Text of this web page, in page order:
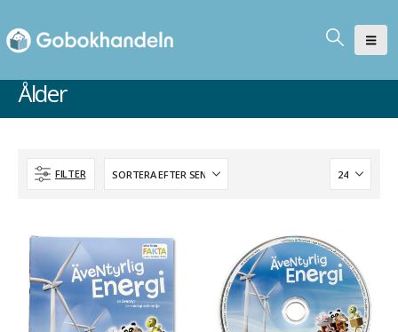
Ålder
FILTER